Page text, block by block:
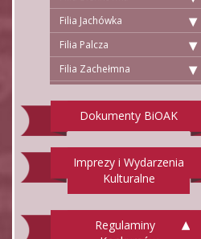
Filia Jachówka
Filia Palcza
Filia Zachełmna
Dokumenty BiOAK
Imprezy i Wydarzenia
Kulturalne
Regulaminy